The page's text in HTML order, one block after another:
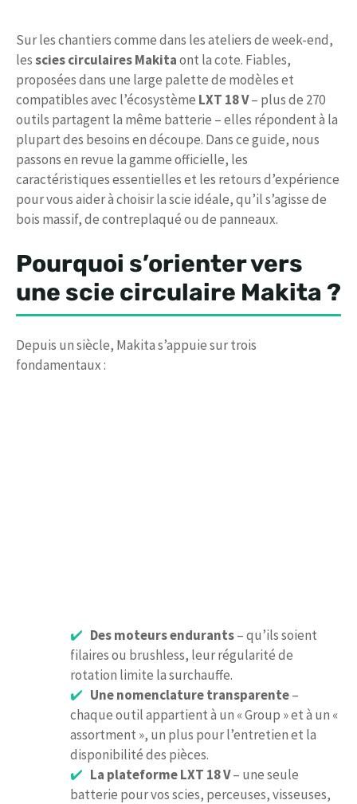
Sur les chantiers comme dans les ateliers de week-end,
lesscies circulaires Makitaont la cote. Fiables,
proposées dans une large palette de modèles et
compatibles avec l’écosystème LXT 18 V– plus de 270
outils partagent la même batterie – elles répondent à la
plupart des besoins en découpe. Dans ce guide, nous
passons en revue la gamme officielle, les
caractéristiques essentielles et les retours d’expérience
pour vous aider à choisir la scie idéale, qu’il s’agisse de
bois massif, de contreplaqué ou de panneaux.
Pourquoi s’orienter vers
une scie circulaire Makita ?
Depuis un siècle, Makita s’appuie sur trois
fondamentaux :
Des moteurs endurants– qu’ils soient
filaires ou brushless, leur régularité de
rotation limite la surchauffe.
Une nomenclature transparente–
chaque outil appartient à un « Group » et à un «
assortment », un plus pour l’entretien et la
disponibilité des pièces.
La plateforme LXT 18 V– une seule
batterie pour vos scies, perceuses, visseuses,